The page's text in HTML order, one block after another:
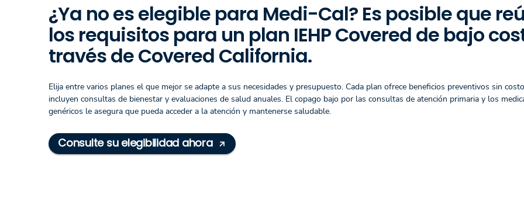
¿Ya no es elegible para Medi-Cal? Es posible que
los requisitos para un plan IEHP Covered de bajo
través de Covered California.
Elija entre varios planes el que mejor se adapte a sus necesidades y presupuesto. Cada plan ofrece beneficios preventivos sin
incluyen consultas de bienestar y evaluaciones de salud anuales. El copago bajo por las consultas de atención primaria y los
genéricos le asegura que pueda acceder a la atención y mantenerse saludable.
Consulte su elegibilidad ahora